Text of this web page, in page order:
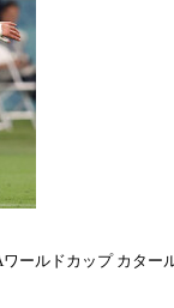
ールドカップ カタ